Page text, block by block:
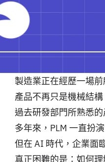
製造業正在經歷一場前
產品不再只是機械結
過去研發部門所熟悉
多年來，PLM 一直扮
但在 AI 時代，企業面
真正困難的是：如何